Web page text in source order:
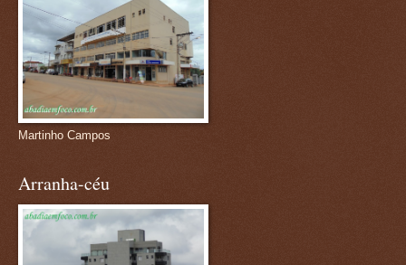
Martinho Campos
Arranha-céu